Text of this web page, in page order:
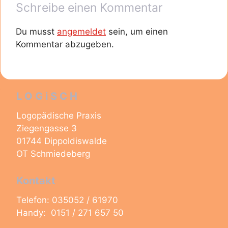
Schreibe einen Kommentar
Du musst angemeldet sein, um einen
Kommentar abzugeben.
L O G i S C H
Logopädische Praxis
Ziegengasse 3
01744 Dippoldiswalde
OT Schmiedeberg
Kontakt
Telefon: 035052 / 61970
Handy: 0151 / 271 657 50